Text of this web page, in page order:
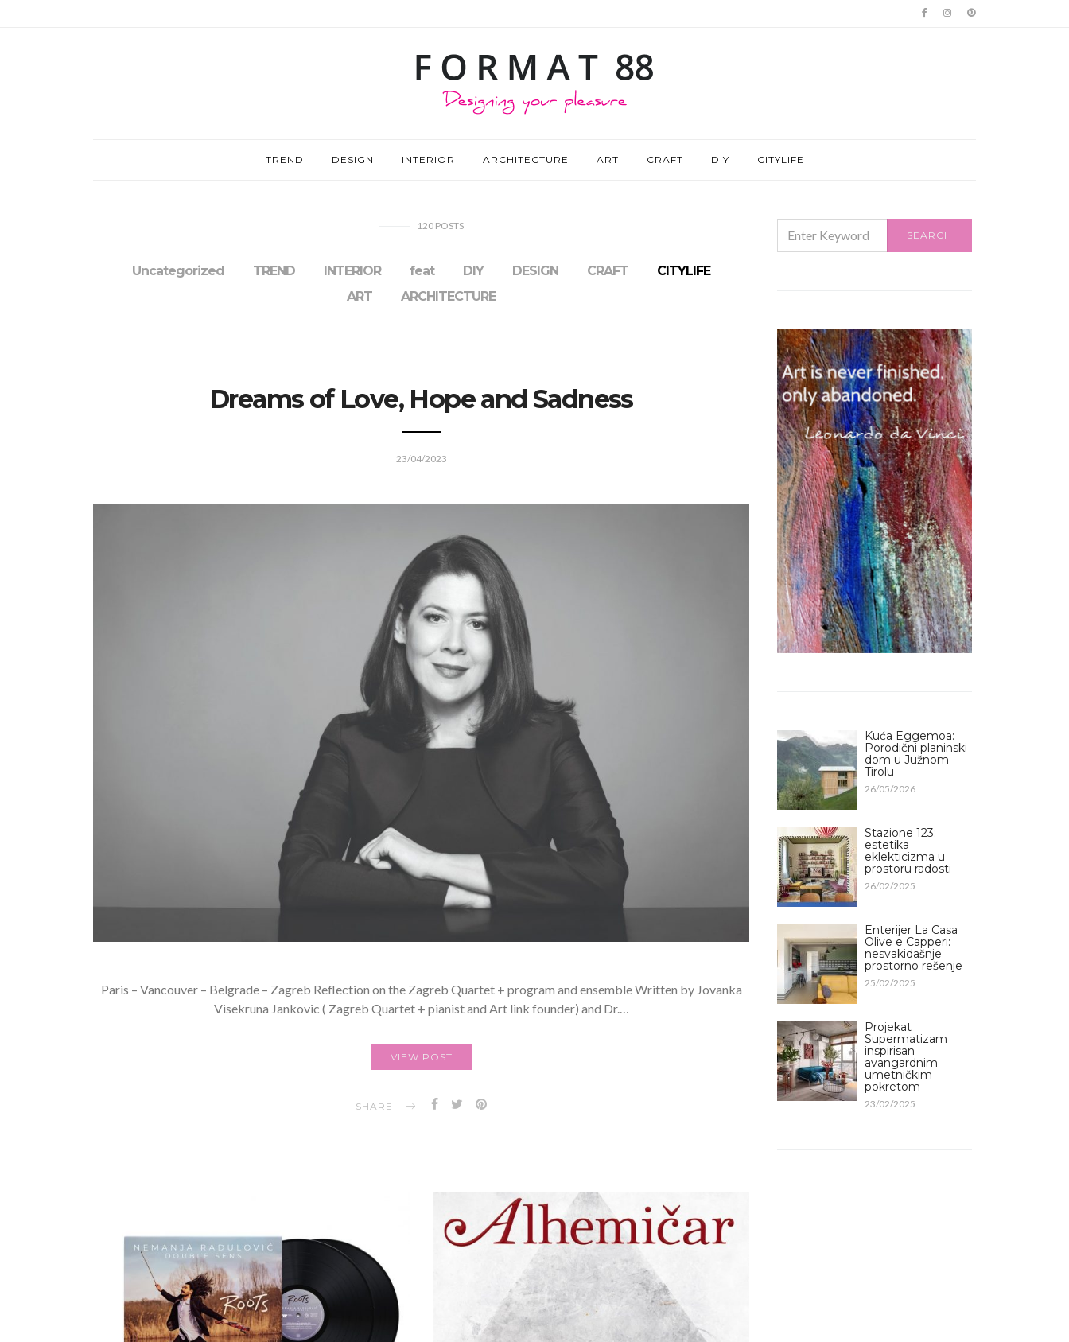
TREND DESIGN INTERIOR ARCHITECTURE ART CRAFT DIY CITYLIFE
120 POSTS
Uncategorized TREND INTERIOR feat DIY DESIGN CRAFT
CITYLIFE
ART
ARCHITECTURE
Dreams of Love, Hope and Sadness
23/04/2023
Paris – Vancouver – Belgrade – Zagreb Reflection on the Zagreb Quartet + program and ensemble Written by Jovanka
Visekruna Jankovic ( Zagreb Quartet + pianist and Art link founder) and Dr.…
VIEW POST
SHARE
FOR:
SEARCH
Kuća Eggemoa:
Porodični planinski
dom u Južnom
Tirolu
26/05/2026
Stazione 123:
estetika
eklekticizma u
prostoru radosti
26/02/2025
Enterijer La Casa
Olive e Capperi:
nesvakidašnje
prostorno rešenje
25/02/2025
Projekat
Supermatizam
inspirisan
avangardnim
umetničkim
pokretom
23/02/2025